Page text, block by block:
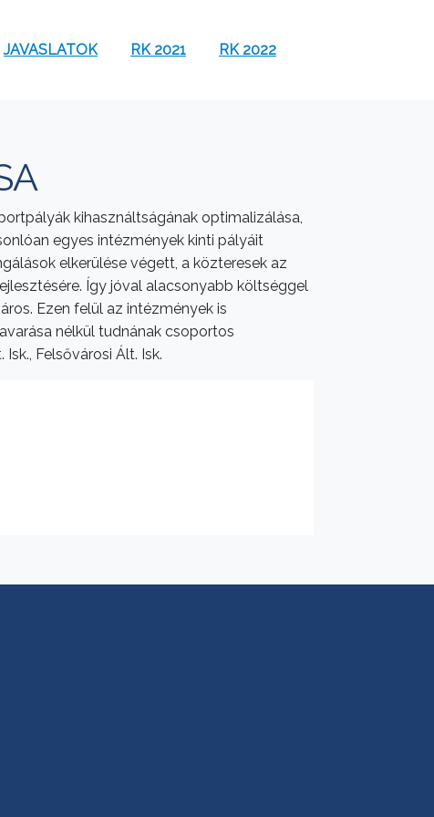
JAVASLATOK RK 2021 RK 2022
kihasználtságának optimalizálása,
egyes intézmények kinti pályáit
elkerülése végett, a közteresek az
Így jóval alacsonyabb költséggel
Ezen felül az intézmények is
nélkül tudnának csoportos
Felsővárosi Ált. Isk.